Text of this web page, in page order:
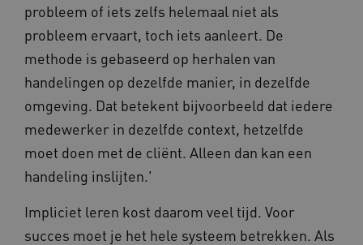
probleem of iets zelfs helemaal niet als
probleem ervaart, toch iets aanleert. De
methode is gebaseerd op herhalen van
handelingen op dezelfde manier, in dezelfde
omgeving. Dat betekent bijvoorbeeld dat iedere
medewerker in dezelfde context, hetzelfde
moet doen met de cliënt. Alleen dan kan een
handeling inslijten.'
Impliciet leren kost daarom veel tijd. Voor
succes moet je het hele systeem betrekken. Als
Naam Provider/ Domein
_ga
Google LLC
Naam Provider /Domein
FPID
Google
.kennispleingehandicaptensector.nl
BCSessionID www.kennispleingehandicaptensector.nl